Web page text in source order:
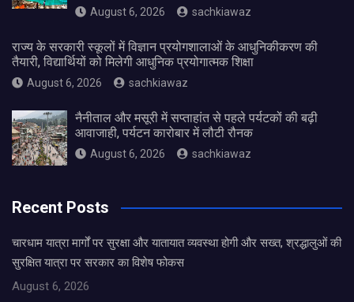
August 6, 2026 sachkiawaz
राज्य के सरकारी स्कूलों में विज्ञान प्रयोगशालाओं के आधुनिकीकरण की
तैयारी, विद्यार्थियों को मिलेगी आधुनिक प्रयोगात्मक शिक्षा
August 6, 2026 sachkiawaz
नैनीताल और मसूरी में सप्ताहांत से पहले पर्यटकों की बढ़ी
आवाजाही, पर्यटन कारोबार में लौटी रौनक
August 6, 2026 sachkiawaz
Recent Posts
चारधाम यात्रा मार्गों पर सुरक्षा और यातायात व्यवस्था होगी और सख्त, श्रद्धालुओं की
सुरक्षित यात्रा पर सरकार का विशेष फोकस
August 6, 2026